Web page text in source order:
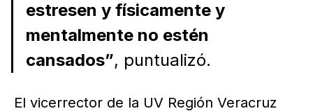
estresen y físicamente y
mentalmente no estén
cansados”, puntualizó.
El vicerrector de la UV Región Veracruz